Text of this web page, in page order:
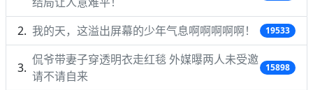
我的天，这溢出屏幕的少年气息啊啊啊啊啊！ 19533
侃爷带妻子穿透明衣走红毯 外媒曝两人未受邀
请不请自来
15898